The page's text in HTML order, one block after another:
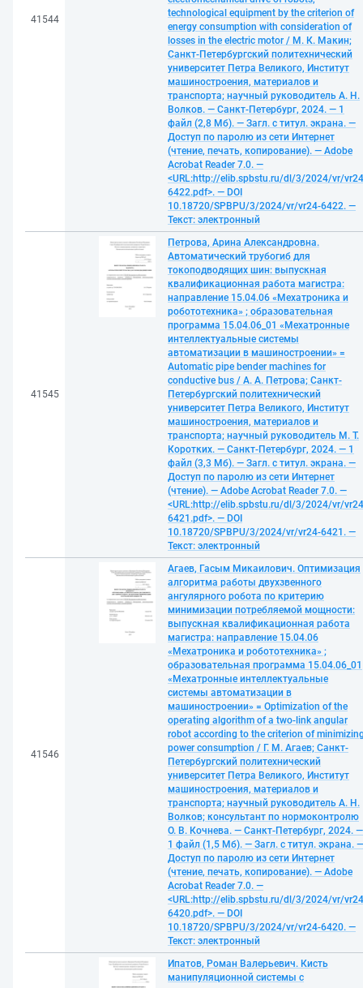
41544
technological equipment by the criterion of
energy consumption with consideration of
losses in the electric motor / М. К. Макин;
Санкт-Петербургский политехнический
университет Петра Великого, Институт
машиностроения, материалов и
транспорта; научный руководитель А. Н.
Волков. — Санкт-Петербург, 2024. — 1
файл (2,8 Мб). — Загл. с титул. экрана. —
Доступ по паролю из сети Интернет
(чтение, печать, копирование). — Adobe
Acrobat Reader 7.0. —
<URL:http://elib.spbstu.ru/dl/3/2024/vr/
6422.pdf>. — DOI
10.18720/SPBPU/3/2024/vr/vr24-6422. —
Текст: электронный
41545
Петрова, Арина Александровна.
Автоматический трубогиб для
токоподводящих шин: выпускная
квалификационная работа магистра:
направление 15.04.06 «Мехатроника и
робототехника» ; образовательная
программа 15.04.06_01 «Мехатронные
интеллектуальные системы
автоматизации в машиностроении» =
Automatic pipe bender machines for
conductive bus / А. А. Петрова; Санкт-
Петербургский политехнический
университет Петра Великого, Институт
машиностроения, материалов и
транспорта; научный руководитель М. Т.
Коротких. — Санкт-Петербург, 2024. — 1
файл (3,3 Мб). — Загл. с титул. экрана. —
Доступ по паролю из сети Интернет
(чтение). — Adobe Acrobat Reader 7.0. —
<URL:http://elib.spbstu.ru/dl/3/2024/vr/
6421.pdf>. — DOI
10.18720/SPBPU/3/2024/vr/vr24-6421. —
Текст: электронный
41546
Агаев, Гасым Микаилович. Оптимизация
алгоритма работы двухзвенного
ангулярного робота по критерию
минимизации потребляемой мощности:
выпускная квалификационная работа
магистра: направление 15.04.06
«Мехатроника и робототехника» ;
образовательная программа 15.04.06_01
«Мехатронные интеллектуальные
системы автоматизации в
машиностроении» = Optimization of the
operating algorithm of a two-link angular
robot according to the criterion of
power consumption / Г. М. Агаев; Санкт-
Петербургский политехнический
университет Петра Великого, Институт
машиностроения, материалов и
транспорта; научный руководитель А. Н.
Волков; консультант по нормоконтролю
О. В. Кочнева. — Санкт-Петербург, 2024. —
1 файл (1,5 Мб). — Загл. с титул. экрана. —
Доступ по паролю из сети Интернет
(чтение, печать, копирование). — Adobe
Acrobat Reader 7.0. —
<URL:http://elib.spbstu.ru/dl/3/2024/vr/
6420.pdf>. — DOI
10.18720/SPBPU/3/2024/vr/vr24-6420. —
Текст: электронный
Ипатов, Роман Валерьевич. Кисть
манипуляционной системы с